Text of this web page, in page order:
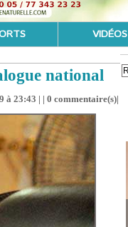
VIDÉOS
national
à 23:43 | | 0 commentaire(s)|